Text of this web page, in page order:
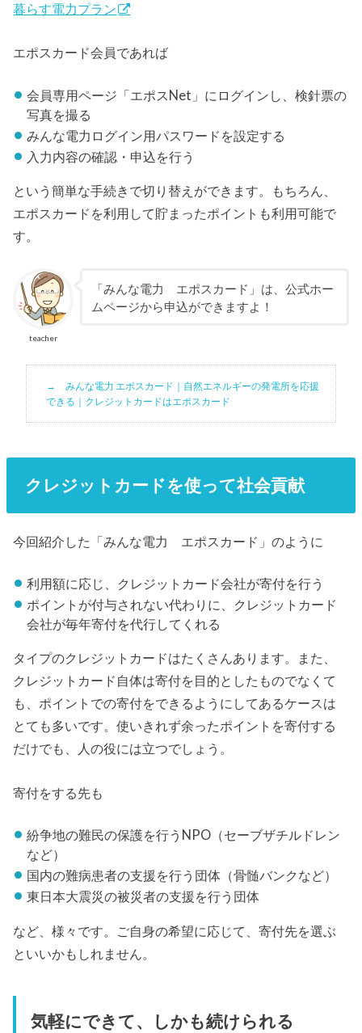
暮らす電力プラン
エポスカード会員であれば
会員専用ページ「エポスNet」にログインし、検針票の
写真を撮る
みんな電力ログイン用パスワードを設定する
入力内容の確認・申込を行う
という簡単な手続きで切り替えができます。もちろん、
エポスカードを利用して貯まったポイントも利用可能で
す。
teacher
「みんな電力 エポスカード」は、公式ホー
ムページから申込ができますよ！
みんな電力 エポスカード｜自然エネルギーの発電所を応援
できる｜クレジットカードはエポスカード
クレジットカードを使って社会貢献
今回紹介した「みんな電力 エポスカード」のように
利用額に応じ、クレジットカード会社が寄付を行う
ポイントが付与されない代わりに、クレジットカード
会社が毎年寄付を代行してくれる
タイプのクレジットカードはたくさんあります。また、
クレジットカード自体は寄付を目的としたものでなくて
も、ポイントでの寄付をできるようにしてあるケースは
とても多いです。使いきれず余ったポイントを寄付する
だけでも、人の役には立つでしょう。
寄付をする先も
紛争地の難民の保護を行うNPO（セーブザチルドレン
など）
国内の難病患者の支援を行う団体（骨髄バンクなど）
東日本大震災の被災者の支援を行う団体
など、様々です。ご自身の希望に応じて、寄付先を選ぶ
といいかもしれません。
気軽にできて、しかも続けられる